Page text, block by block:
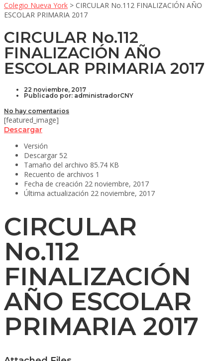
Colegio Nueva York > CIRCULAR No.112 FINALIZACIÓN AÑO
ESCOLAR PRIMARIA 2017
CIRCULAR No.112
FINALIZACIÓN AÑO
ESCOLAR PRIMARIA 2017
22 noviembre, 2017
Publicado por: administradorCNY
No hay comentarios
[featured_image]
Descargar
Versión
Descargar 52
Tamaño del archivo 85.74 KB
Recuento de archivos 1
Fecha de creación 22 noviembre, 2017
Última actualización 22 noviembre, 2017
CIRCULAR
No.112
FINALIZACIÓN
AÑO ESCOLAR
PRIMARIA 2017